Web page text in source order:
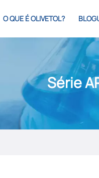
O QUE É OLIVETOL?
Série